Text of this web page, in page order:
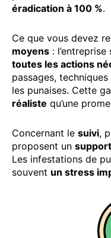
éradication à 100 %.
Ce que vous devez
moyens : l’entreprise
toutes les actions
passages,
les punaises. Cette
réaliste qu’une
Concernant le suivi,
proposent un
Les infestations de
souvent un stress